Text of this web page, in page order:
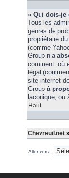
» Qui dois-je
Tous les
genres de
propriétaire
(comme
Group n’a
comment, où
légal
site internet
Group à
laconique, ou
Haut
Chevreuil.net »
Aller vers :